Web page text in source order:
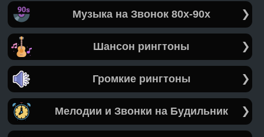
Музыка на Звонок 80х-90х
Шансон рингтоны
Громкие рингтоны
Мелодии и Звонки на Будильник